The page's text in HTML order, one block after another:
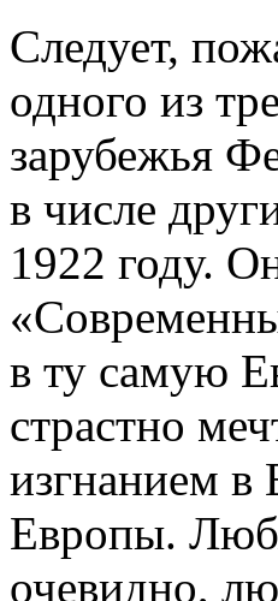
Следует,
одного из
зарубежья
в числе
1922 году.
в ту самую
страстно
изгнанием в
Европы.
очевидно,